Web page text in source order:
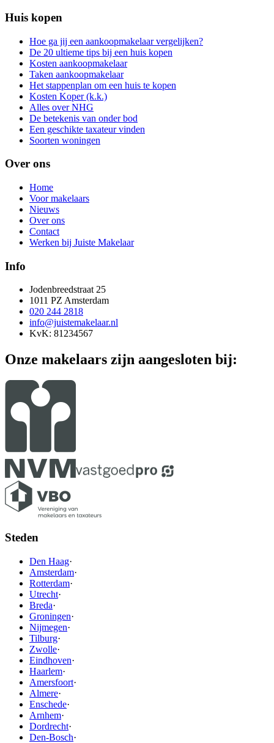
Huis kopen
Hoe ga jij een aankoopmakelaar vergelijken?
De 20 ultieme tips bij een huis kopen
Kosten aankoopmakelaar
Taken aankoopmakelaar
Het stappenplan om een huis te kopen
Kosten Koper (k.k.)
Alles over NHG
De betekenis van onder bod
Een geschikte taxateur vinden
Soorten woningen
Over ons
Home
Voor makelaars
Nieuws
Over ons
Contact
Werken bij Juiste Makelaar
Info
Jodenbreedstraat 25
1011 PZ Amsterdam
020 244 2818
info@juistemakelaar.nl
KvK: 81234567
Onze makelaars zijn aangesloten bij:
Steden
Den Haag·
Amsterdam·
Rotterdam·
Utrecht·
Breda·
Groningen·
Nijmegen·
Tilburg·
Zwolle·
Eindhoven·
Haarlem·
Amersfoort·
Almere·
Enschede·
Arnhem·
Dordrecht·
Den-Bosch·